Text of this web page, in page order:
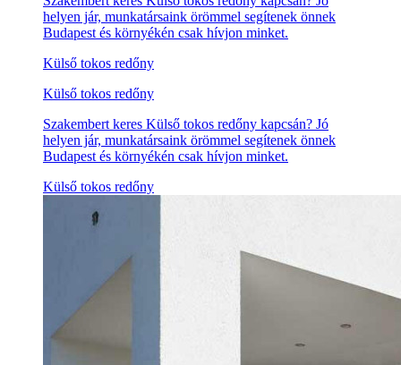
helyen jár, munkatársaink örömmel segítenek önnek
Budapest és környékén csak hívjon minket.
Külső tokos redőny
Külső tokos redőny
Szakembert keres Külső tokos redőny kapcsán? Jó
helyen jár, munkatársaink örömmel segítenek önnek
Budapest és környékén csak hívjon minket.
Külső tokos redőny